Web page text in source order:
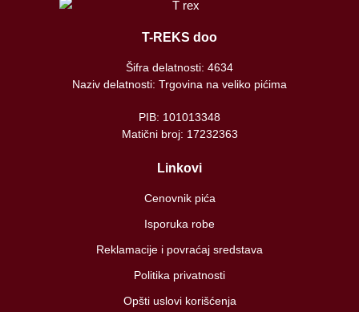
T-REKS doo
Šifra delatnosti: 4634
Naziv delatnosti: Trgovina na veliko pićima
PIB: 101013348
Matični broj: 17232363
Linkovi
Cenovnik pića
Isporuka robe
Reklamacije i povraćaj sredstava
Politika privatnosti
Opšti uslovi korišćenja